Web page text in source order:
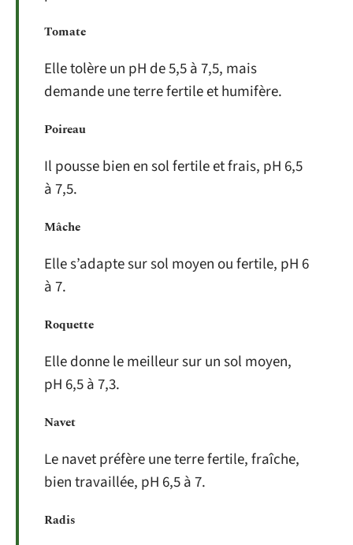
Tomate
Elle tolère un pH de 5,5 à 7,5, mais
demande une terre fertile et humifère.
Poireau
Il pousse bien en sol fertile et frais, pH 6,5
à 7,5.
Mâche
Elle s’adapte sur sol moyen ou fertile, pH 6
à 7.
Roquette
Elle donne le meilleur sur un sol moyen,
pH 6,5 à 7,3.
Navet
Le navet préfère une terre fertile, fraîche,
bien travaillée, pH 6,5 à 7.
Radis